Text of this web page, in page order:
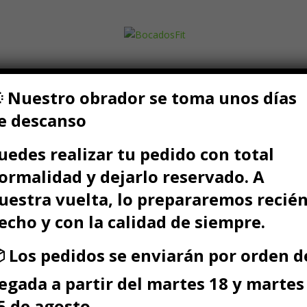
Nuestro obrador se toma unos días
descanso
realizar tu pedido con total
y dejarlo reservado. A
vuelta, lo prepararemos
y con la calidad de siempre.
Los pedidos se enviarán por orden
a partir del martes 18 y martes